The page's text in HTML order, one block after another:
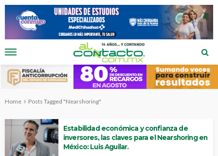
Home Posts Tagged "Nearshoring"
Estabilidad económica y confianza de
inversores, las claves para el Nearshoring en
México: Luis Aguilar.